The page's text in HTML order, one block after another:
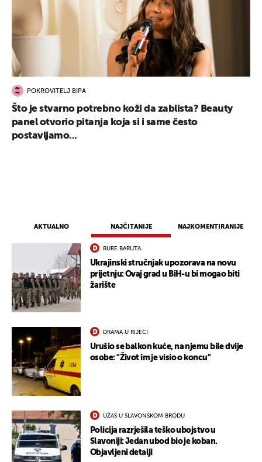
AKTUALNO NAJČITANIJE NAJKOMENTIRANIJE
BURE BARUTA
Ukrajinski stručnjak upozorava na novu
prijetnju: Ovaj grad u BiH-u bi mogao biti
žarište
DRAMA U RIJECI
Urušio se balkon kuće, na njemu bile dvije
osobe: "Život im je visio o koncu"
UŽAS U SLAVONSKOM BRODU
Policija razrješila teško ubojstvo u
Slavoniji: Jedan ubod bio je koban.
Objavljeni detalji
POKROVITELJ BIPA
Što je stvarno potrebno koži da zablista? Beauty
panel otvorio pitanja koja si i same često
postavljamo...